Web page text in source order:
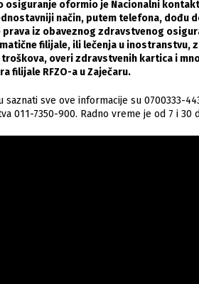
osiguranje oformio je Nacionalni
način, putem telefona, dođu
prava iz obaveznog zdravstvenog
filijale, ili lečenja u inostranstvu,
overi zdravstvenih kartica i
filijale RFZO-a u Zaječaru.
sve ove informacije su 0700333-
011-7350-900. Radno vreme je od 7 i 30